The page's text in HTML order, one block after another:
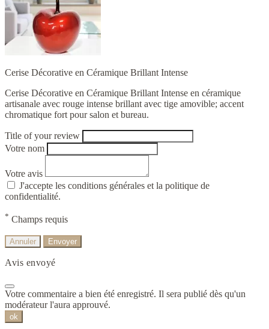
Cerise Décorative en Céramique Brillant Intense
Cerise Décorative en Céramique Brillant Intense en céramique
artisanale avec rouge intense brillant avec tige amovible; accent
chromatique fort pour salon et bureau.
Title of your review
Votre nom
Votre avis
J'accepte les conditions générales et la politique de
confidentialité.
* Champs requis
Annuler Envoyer
Avis envoyé
Votre commentaire a bien été enregistré. Il sera publié dès qu'un
modérateur l'aura approuvé.
ok